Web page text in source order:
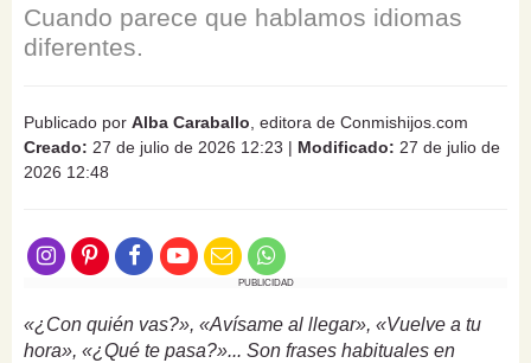
Cuando parece que hablamos idiomas
diferentes.
Publicado por Alba Caraballo , editora de Conmishijos.com
Creado: 27 de julio de 2026 12:23 | Modificado: 27 de julio de
2026 12:48
PUBLICIDAD
«¿Con quién vas?», «Avísame al llegar», «Vuelve a tu
hora», «¿Qué te pasa?»... Son frases habituales en